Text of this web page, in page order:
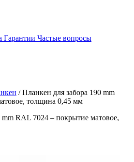
Гарантии Частые вопросы
/Планкен для забора 190 mm
толщина 0,45 мм
mm RAL 7024 – покрытие матовое,